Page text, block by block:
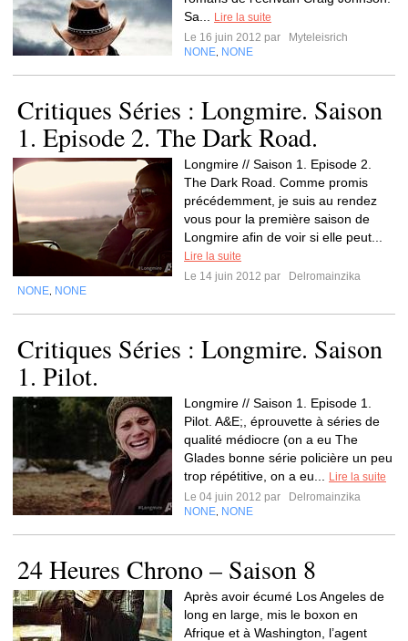
Sa...
Lire la suite
Le 16 juin 2012 par
Myteleisrich
NONE NONE
Critiques Séries : Longmire. Saison
1. Episode 2. The Dark Road.
Longmire // Saison 1. Episode 2.
The Dark Road. Comme promis
précédemment, je suis au rendez
vous pour la première saison de
Longmire afin de voir si elle peut...
Lire la suite
Le 14 juin 2012 par
Delromainzika
NONE NONE
Critiques Séries : Longmire. Saison
1. Pilot.
Longmire // Saison 1. Episode 1.
Pilot. A&E;, éprouvette à séries de
qualité médiocre (on a eu The
Glades bonne série policière un peu
trop répétitive, on a eu...
Lire la suite
Le 04 juin 2012 par
Delromainzika
NONE NONE
24 Heures Chrono – Saison 8
Après avoir écumé Los Angeles de
long en large, mis le boxon en
Afrique et à Washington, l’agent